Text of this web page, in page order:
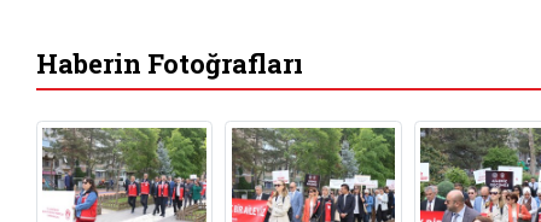
Haberin Fotoğrafları